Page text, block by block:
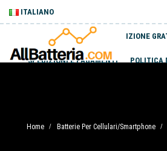
ITALIANO
SPEDIZIONE
SPEDIZIONI E PAGAMENTI POLITICA
Home / Batterie Per Cellulari/Smartphone /